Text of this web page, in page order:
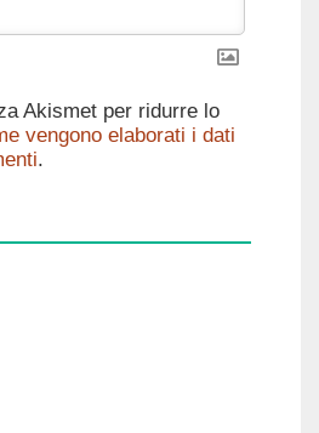
Akismet per ridurre lo
vengono elaborati i dati
.